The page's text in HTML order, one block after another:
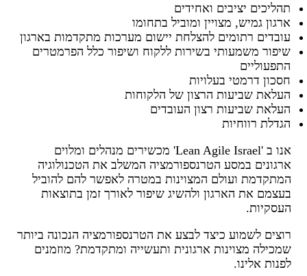
תהליכים יציבים ואחידים
ארגון גמיש, מצויין ומוביל בתחומו
עובדים רתומים להצלחת יישום מערכות מתקדמות בארגון
שיפור משמעותי בשירות ללקוח ושיפור כלל הפרמטרים
התפעוליים
חסכון דרמטי בעלויות
העלאת שביעות הרצון של הלקוחות
העלאת שביעות רצון העובדים
הגדלת רווחיות
אנו ב 'Lean Agile Israel' מכשירים מנהלים ומלוים
ארגונים במסע הטרנספורמציה המשלב את הטכנולוגיה
המתקדמת ועולם המצוינות במטרה לאפשר להם להוביל
בעצמם את הארגון ולהשיג שיפור לאורך זמן בתוצאות
העסקיות.
רוצים לשמוע כיצד לבצע את הטרנספורמציה הנכונה ביותר
שמכילה מצוינות ארגונית ותעשייה ומתקדמת? מוזמנים
לפנות אלינו.